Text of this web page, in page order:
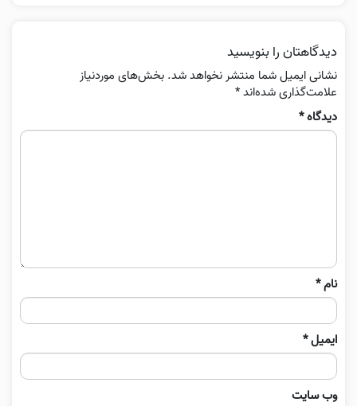
دیدگاهتان را بنویسید
نشانی ایمیل شما منتشر نخواهد شد. بخش‌های موردنیاز
علامت‌گذاری شده‌اند*
دیدگاه*
نام*
ایمیل*
وب‌ سایت